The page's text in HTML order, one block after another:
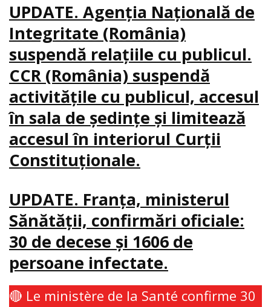
UPDATE. Agenţia Naţională de
Integritate (România)
suspendă relaţiile cu publicul.
CCR (România) suspendă
activităţile cu publicul, accesul
în sala de şedinţe şi limitează
accesul în interiorul Curţii
Constituţionale.
UPDATE. Franţa, ministerul
Sănătăţii, confirmări oficiale:
30 de decese şi 1606 de
persoane infectate.
🔴 Le ministère de la Santé confirme 30